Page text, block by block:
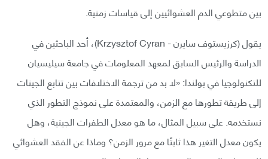
بين متطوعي الدم العشوائيين إلى قياسات زمنية.
يقول (كرزيستوف سايرن - Krzysztof Cyran)، أحد الباحثين في
الدراسة والرئيس السابق لمعهد المعلومات في جامعة سيليسيان
للتكنولوجيا في بولندا: «لا بد من ترجمة الاختلافات بين تتابع الجينات
إلى طريقة تطورها مع الزمن، والمعتمدة على نموذج التطور الذي
نستخدمه. على سبيل المثال، ما هو معدل الطفرات الجينية، وهل
يكون معدل التغير هذا ثابتًا مع مرور الزمن؟ وماذا عن الفقد العشوائي